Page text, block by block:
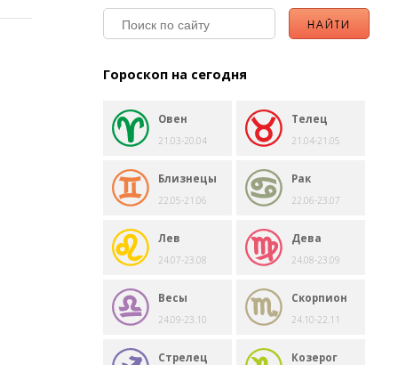
Гороскоп на сегодня
Овен
21.03-20.04
Телец
21.04-21.05
Близнецы
22.05-21.06
Рак
22.06-23.07
Лев
24.07-23.08
Дева
24.08-23.09
Весы
24.09-23.10
Скорпион
24.10-22.11
Стрелец Козерог